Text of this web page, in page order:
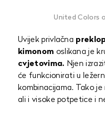
United Colors
Uvijek privlačna
kimonom oslikana je
cvjetovima. Njen
će funkcionirati u
kombinacijama. Tako
ali i visoke potpetice i